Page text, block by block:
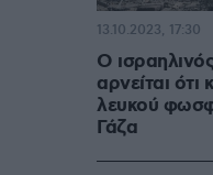
Ο
αρνείται ότι
λευκού
Γάζα
13.10.2023, 17:30